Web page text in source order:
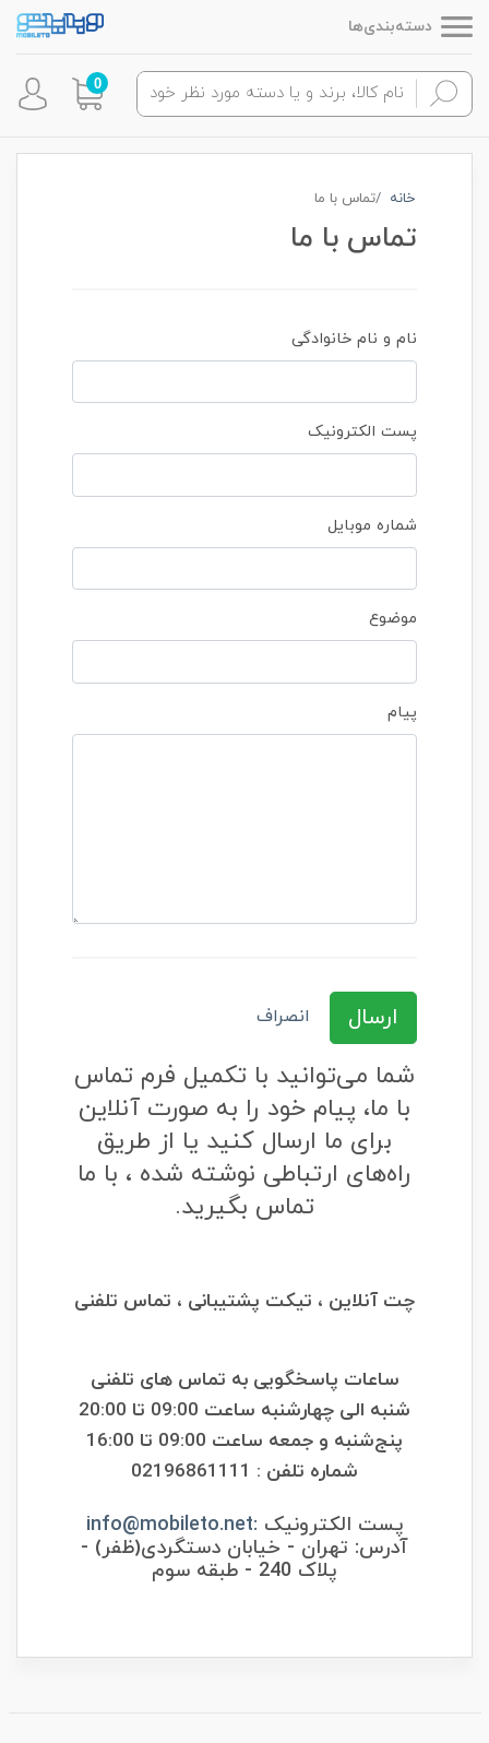
دسته‌بندی‌ها
0
خانه تماس با ما
تماس با ما
نام و نام خانوادگی
پست الکترونیک
شماره موبایل
موضوع
پیام
ارسال انصراف
شما می‌توانید با تکمیل فرم تماس
با ما، پیام خود را به صورت آنلاین
برای ما ارسال کنید یا از طریق
راه‌های ارتباطی نوشته شده ، با ما
تماس بگیرید.
چت آنلاین ، تیکت پشتیبانی ، تماس تلفنی
ساعات پاسخگویی به تماس های تلفنی
شنبه الی چهارشنبه ساعت 09:00 تا 20:00
پنج‌شنبه و جمعه ساعت 09:00 تا 16:00
شماره تلفن : 02196861111
پست الکترونیک :
info@mobileto.net
آدرس: تهران - خیابان دستگردی(ظفر) -
پلاک 240 - طبقه سوم